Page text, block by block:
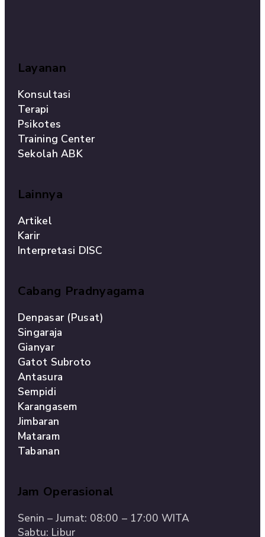
Layanan
Konsultasi
Terapi
Psikotes
Training Center
Sekolah ABK
Lainnya
Artikel
Karir
Interpretasi DISC
Cabang Pradnyagama
Denpasar (Pusat)
Singaraja
Gianyar
Gatot Subroto
Antasura
Sempidi
Karangasem
Jimbaran
Mataram
Tabanan
Jam Operasional
Senin – Jumat: 08:00 – 17:00 WITA
Sabtu: Libur